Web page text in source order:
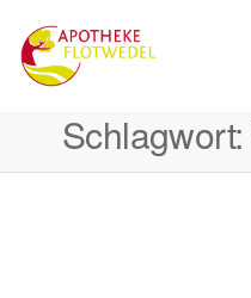
Schlagwort: